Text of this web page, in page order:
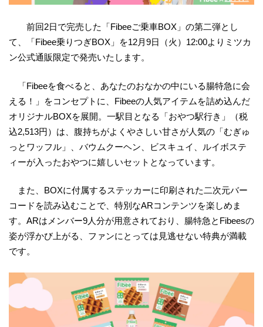
前回2日で完売した「Fibeeご乗車BOX」の第二弾とし
て、「Fibee乗りつぎBOX」を12月9日（火）12:00よりミツカ
ン公式通販限定で発売いたします。
「Fibeeを食べると、あなたのおなかの中にいる腸特急に会
える！」をコンセプトに、Fibeeの人気アイテムを詰め込んだ
オリジナルBOXを展開。一駅目となる「おやつ駅行き」（税
込2,513円）は、腹持ちがよくやさしい甘さが人気の「むぎゅ
っとワッフル」、バウムクーヘン、ビスキュイ、ルイボステ
ィーが入ったおやつに嬉しいセットとなっています。
また、BOXに付属するステッカーに印刷された二次元バー
コードを読み込むことで、特別なARコンテンツを楽しめま
す。ARはメンバー9人分が用意されており、腸特急とFibeesの
姿が浮かび上がる、ファンにとっては見逃せない特典が満載
です。